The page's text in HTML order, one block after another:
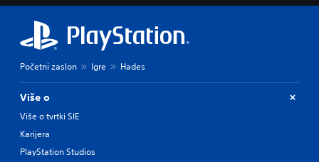
Početni zaslon Igre Hades
Više o
Više o tvrtki SIE
Karijera
PlayStation Studios